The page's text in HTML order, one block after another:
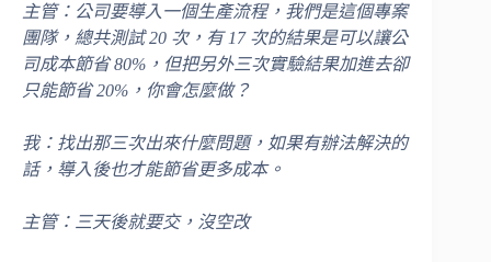
主管：公司要導入一個生產流程，我們是這個專案
團隊，總共測試 20 次，有 17 次的結果是可以讓公
司成本節省 80%，但把另外三次實驗結果加進去卻
只能節省 20%，你會怎麼做？
我：找出那三次出來什麼問題，如果有辦法解決的
話，導入後也才能節省更多成本。
主管：三天後就要交，沒空改